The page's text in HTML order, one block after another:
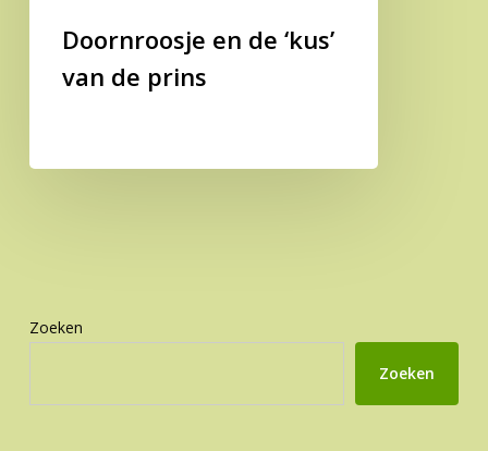
Doornroosje en de ‘kus’
van de prins
Zoeken
Zoeken